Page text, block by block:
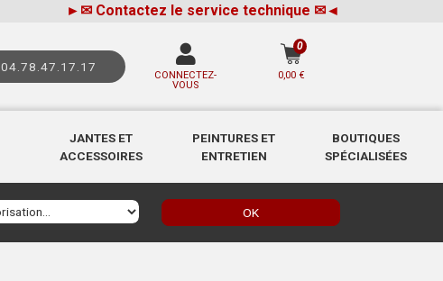
► ✉ Contactez le service technique ✉◄
04.78.47.17.17
CONNECTEZ-
VOUS
0,00 €
0
JANTES ET
ACCESSOIRES
PEINTURES ET
ENTRETIEN
BOUTIQUES
SPÉCIALISÉES
OK